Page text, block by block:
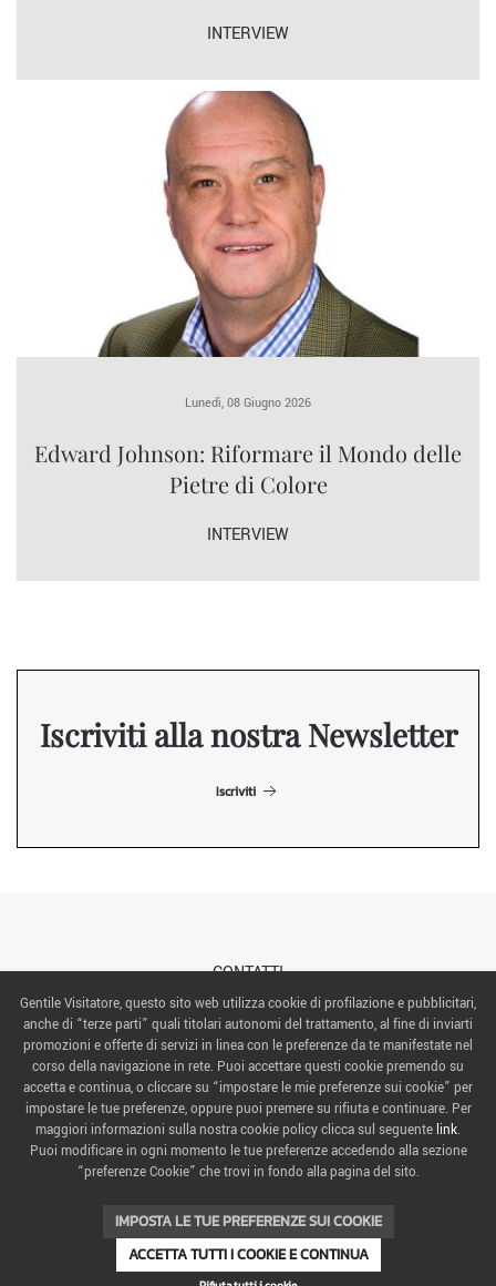
INTERVIEW
Lunedì, 08 Giugno 2026
Edward Johnson: Riformare il Mondo delle
Pietre di Colore
INTERVIEW
Iscriviti alla nostra Newsletter
Iscriviti
CONTATTI
ABOUT US
ITALIAN EXHIBITION GROUP SpA All rights reserved
Via Emilia 155, 47921 Rimini,
CF/PI 00139440408, Registro Imprese: Rimini P.I e n. Reg. Imprese 00139440408, Capitale Sociale
52.214.897 i.v.
Gentile Visitatore, questo sito web utilizza cookie di profilazione e pubblicitari,
anche di “terze parti” quali titolari autonomi del trattamento, al fine di inviarti
promozioni e offerte di servizi in linea con le preferenze da te manifestate nel
corso della navigazione in rete. Puoi accettare questi cookie premendo su
accetta e continua, o cliccare su “impostare le mie preferenze sui cookie” per
impostare le tue preferenze, oppure puoi premere su rifiuta e continuare. Per
maggiori informazioni sulla nostra cookie policy clicca sul seguente link.
Puoi modificare in ogni momento le tue preferenze accedendo alla sezione
“preferenze Cookie” che trovi in fondo alla pagina del sito.
IMPOSTA LE TUE PREFERENZE SUI COOKIE
ACCETTA TUTTI I COOKIE E CONTINUA